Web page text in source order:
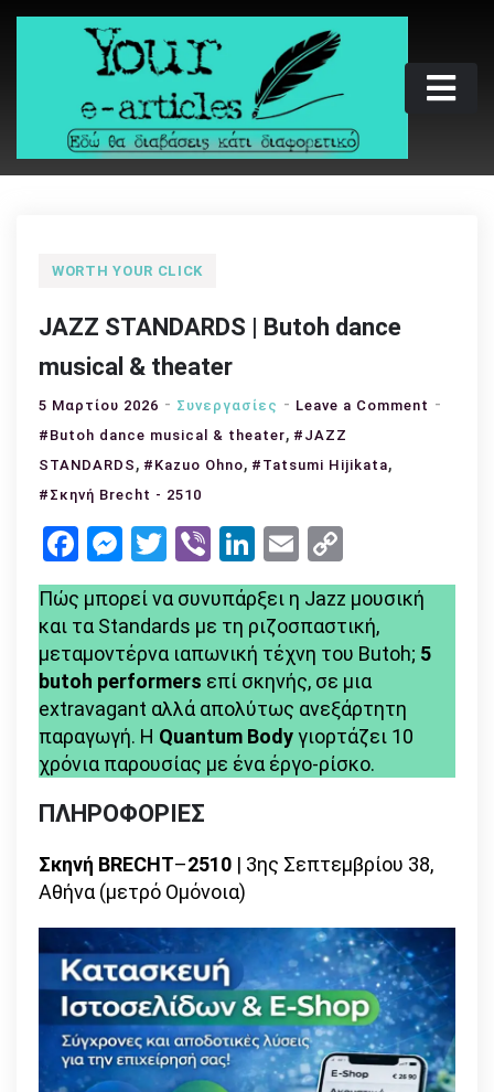
Skip
Your e-articles
Εδώ θα διαβάσεις κάτι διαφορετικό
WORTH YOUR CLICK
JAZZ STANDARDS | Butoh dance
musical & theater
5 Μαρτίου 2026 Συνεργασίες Leave a Comment on
#Butoh dance musical & theater, #JAZZ
STANDARDS , #Kazuo Ohno, #Tatsumi Hijikata,
#Σκηνή Brecht - 2510
Facebook
Messenger
Twitter
ViberLinkedIn
Email
Link
Πώς μπορεί να συνυπάρξει η Jazz μουσική
και τα Standards με τη ριζοσπαστική,
μεταμοντέρνα ιαπωνική τέχνη του Butoh; 5
butoh performers επί σκηνής, σε μια
extravagant αλλά απολύτως ανεξάρτητη
παραγωγή. Η Quantum Bodyγιορτάζει 10
χρόνια παρουσίας με ένα έργο-ρίσκο.
ΠΛΗΡΟΦΟΡΙΕΣ
Σκηνή BRECHT–2510 | 3ης Σεπτεμβρίου 38,
Αθήνα (μετρό Ομόνοια)